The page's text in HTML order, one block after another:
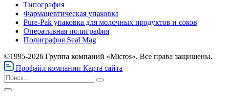
Типография
Фармацевтическая упаковка
Pure-Pak упаковка для молочных продуктов и соков
Оперативная полиграфия
Полиграфия Seal Mag
©1995-2026 Группа компаний «Micros». Все права защищены.
Профайл компании Карта сайта